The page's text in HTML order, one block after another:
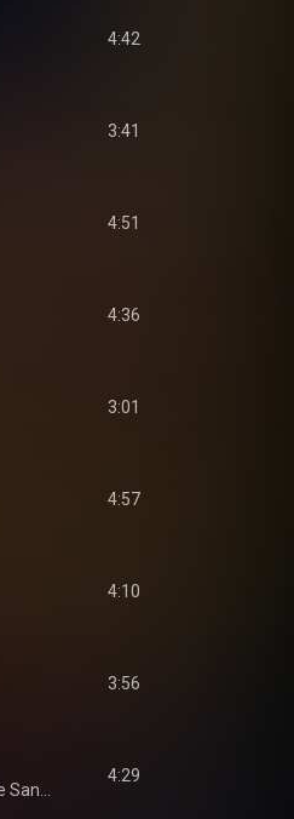
4:42
3:41
4:51
4:36
3:01
4:57
4:10
3:56
4:29